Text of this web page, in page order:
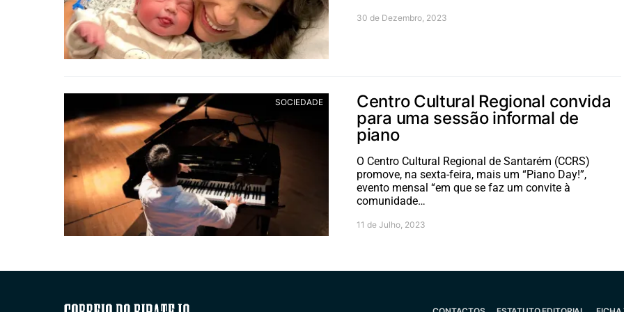
30 de Dezembro, 2023
SOCIEDADE
Centro Cultural Regional convida
para uma sessão informal de
piano
O Centro Cultural Regional de Santarém (CCRS)
promove, na sexta-feira, mais um “Piano Day!”,
evento mensal “em que se faz um convite à
comunidade…
11 de Julho, 2023